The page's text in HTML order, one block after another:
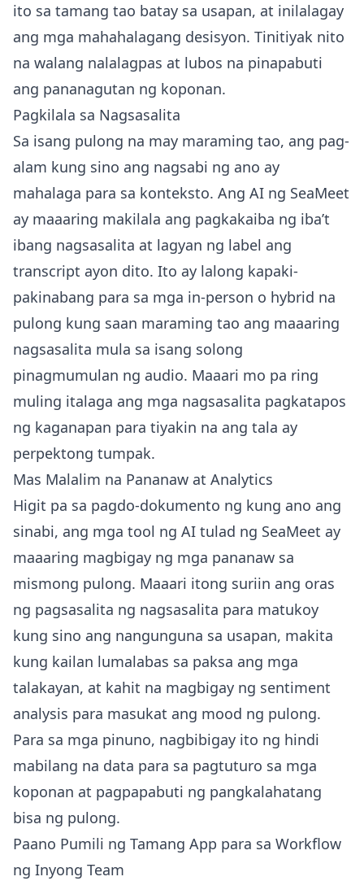
ito sa tamang tao batay sa usapan, at inilalagay
ang mga mahahalagang desisyon. Tinitiyak nito
na walang nalalagpas at lubos na pinapabuti
ang pananagutan ng koponan.
Pagkilala sa Nagsasalita
Sa isang pulong na may maraming tao, ang pag-
alam kung sino ang nagsabi ng ano ay
mahalaga para sa konteksto. Ang AI ng SeaMeet
ay maaaring makilala ang pagkakaiba ng iba’t
ibang nagsasalita at lagyan ng label ang
transcript ayon dito. Ito ay lalong kapaki-
pakinabang para sa mga in-person o hybrid na
pulong kung saan maraming tao ang maaaring
nagsasalita mula sa isang solong
pinagmumulan ng audio. Maaari mo pa ring
muling italaga ang mga nagsasalita pagkatapos
ng kaganapan para tiyakin na ang tala ay
perpektong tumpak.
Mas Malalim na Pananaw at Analytics
Higit pa sa pagdo-dokumento ng kung ano ang
sinabi, ang mga tool ng AI tulad ng SeaMeet ay
maaaring magbigay ng mga pananaw sa
mismong pulong. Maaari itong suriin ang oras
ng pagsasalita ng nagsasalita para matukoy
kung sino ang nangunguna sa usapan, makita
kung kailan lumalabas sa paksa ang mga
talakayan, at kahit na magbigay ng sentiment
analysis para masukat ang mood ng pulong.
Para sa mga pinuno, nagbibigay ito ng hindi
mabilang na data para sa pagtuturo sa mga
koponan at pagpapabuti ng pangkalahatang
bisa ng pulong.
Paano Pumili ng Tamang App para sa Workflow
ng Inyong Team